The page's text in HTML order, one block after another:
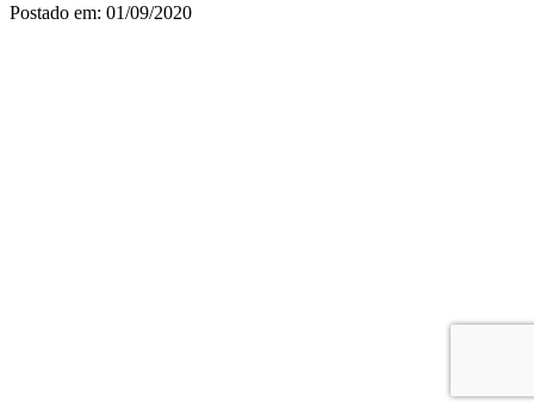
Postado em: 01/09/2020